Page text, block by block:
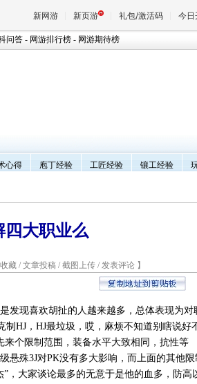
新网游 新页游 礼包/激活码 今日
问答 - 网游排行榜 - 网游期待榜
心得 庖丁经验 工匠经验 镶工经验
四大职业么
藏 / 文章投稿 / 截图上传 / 发表评论 】
发现喜欢胡扯的人越来越多，总体表现为对
HJ，HJ最垃圾，哎，麻烦不知道别瞎说好
个限制范围，装备水平大致相同，抗性等
悬殊3J对PK没有多大影响，而上面的其他限
，大家谈论最多的无意于是他的血多，防高